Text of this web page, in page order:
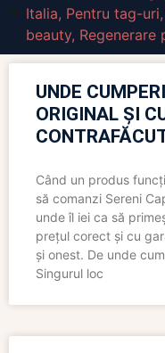
Italia, Pentru tag-uri,
beauty, Regenerare
UNDE
ORIGINAL ȘI
Când un produs
să comanzi Sereni
unde îl iei ca să
prețul corect și cu
și onest. De unde
Singurul loc